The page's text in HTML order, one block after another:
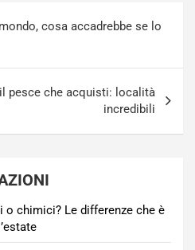
cosa accadrebbe se lo
pesce che acquisti: località
incredibili
chimici? Le differenze che è